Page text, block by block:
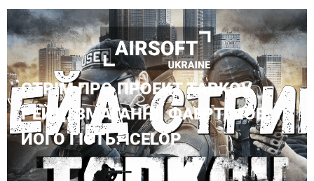
СТРІМ ПРО ПРОЕКТ TARKOV.
РЕЙД. ЗМАГАННЯ ФАЕРТІМОВ. І
ЙОГО ГІСТЬ: ICELOP